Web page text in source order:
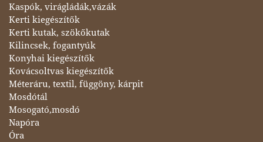
Kaspók, virágládák,vázák
Kerti kiegészítők
Kerti kutak, szökőkutak
Kilincsek, fogantyúk
Konyhai kiegészítők
Kovácsoltvas kiegészítők
Méteráru, textil, függöny, kárpit
Mosdótál
Mosogató,mosdó
Napóra
Óra